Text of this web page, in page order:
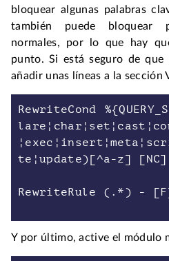
bloquear algunas palabras
también puede bloquear
normales, por lo que hay
punto. Si está seguro de que
añadir unas líneas a la sección
RewriteCond
te¦update)[^a-z] [NC]
Y por último, active el módulo